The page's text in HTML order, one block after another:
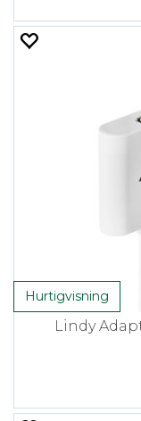
Hurtigvisning
Lindy